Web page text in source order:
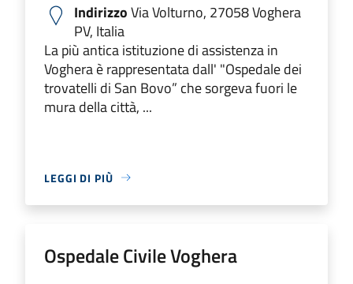
IndirizzoVia Volturno, 27058 Voghera
PV, Italia
La più antica istituzione di assistenza in
Voghera è rappresentata dall' "Ospedale dei
trovatelli di San Bovo” che sorgeva fuori le
mura della città, ...
LEGGI DI PIÙ
Ospedale Civile Voghera